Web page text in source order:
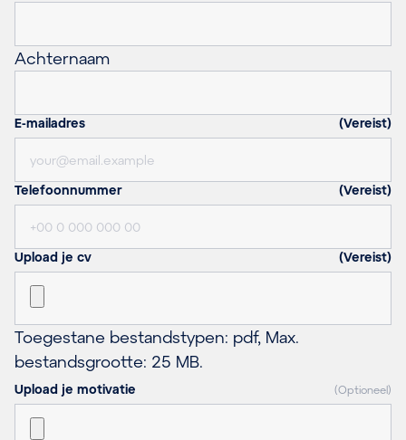
Achternaam
E-mailadres (Vereist)
Telefoonnummer (Vereist)
Upload je cv (Vereist)
Toegestane bestandstypen: pdf, Max.
bestandsgrootte: 25 MB.
Upload je motivatie (Optioneel)